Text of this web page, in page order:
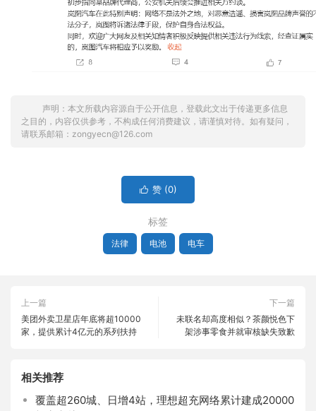
声明：本文所载内容源自于公开信息，登载此文出于传递更多信息
之目的，内容仅供参考，不构成任何消费建议，请谨慎对待。如有疑问，
请联系邮箱：zongyecn@126.com
 赞 (0)
标签
法律 电池 电车
上一篇
美团外卖卫星店年底将超10000
家，提供累计4亿元的系列扶持
下一篇
未联名却高度相似？茶颜悦色下
架涉事零食并就审核缺失致歉
相关推荐
覆盖超260城、日增4站，理想超充网络累计建成20000